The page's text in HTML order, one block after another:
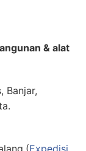
& alat
Banjar,
Expedisi